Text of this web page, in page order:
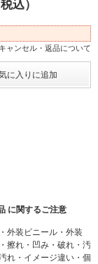
込）
キャンセル・返品について
に関するご注意
外装ビニール・外装
擦れ・凹み・破れ・汚
れ・イメージ違い・個